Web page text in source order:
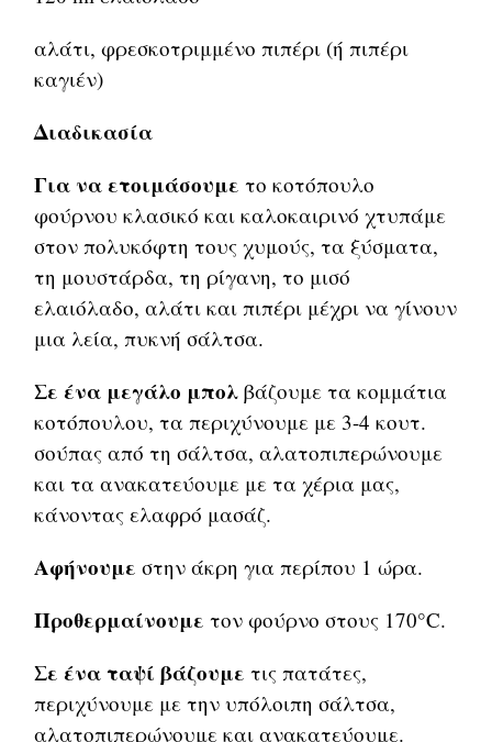
αλάτι, φρεσκοτριμμένο πιπέρι (ή πιπέρι
καγιέν)
Διαδικασία
Για να ετοιμάσουμε το κοτόπουλο
φούρνου κλασικό και καλοκαιρινό χτυπάμε
στον πολυκόφτη τους χυμούς, τα ξύσματα,
τη μουστάρδα, τη ρίγανη, το μισό
ελαιόλαδο, αλάτι και πιπέρι μέχρι να γίνουν
μια λεία, πυκνή σάλτσα.
Σε ένα μεγάλο μπολ βάζουμε τα κομμάτια
κοτόπουλου, τα περιχύνουμε με 3-4 κουτ.
σούπας από τη σάλτσα, αλατοπιπερώνουμε
και τα ανακατεύουμε με τα χέρια μας,
κάνοντας ελαφρό μασάζ.
Αφήνουμε στην άκρη για περίπου 1 ώρα.
Προθερμαίνουμετον φούρνο στους 170°C.
Σε ένα ταψί βάζουμε τις πατάτες,
περιχύνουμε με την υπόλοιπη σάλτσα,
αλατοπιπερώνουμε και ανακατεύουμε.